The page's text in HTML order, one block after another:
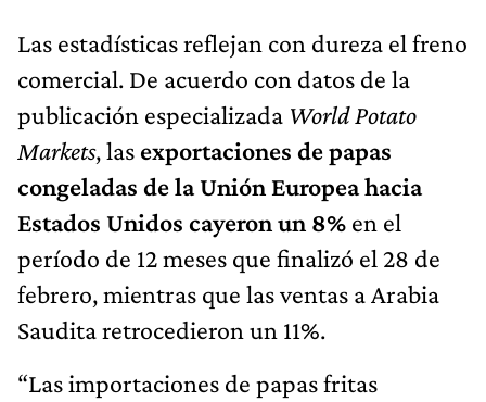
Las estadísticas reflejan con dureza el freno
comercial. De acuerdo con datos de la
publicación especializada World Potato
Markets, las exportaciones de papas
congeladas de la Unión Europea hacia
Estados Unidos cayeron un 8% en el
período de 12 meses que finalizó el 28 de
febrero, mientras que las ventas a Arabia
Saudita retrocedieron un 11%.
“Las importaciones de papas fritas